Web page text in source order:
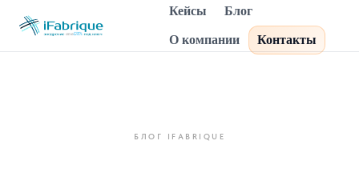
Кейсы Блог
О компании Контакты
БЛОГ IFABRIQUE